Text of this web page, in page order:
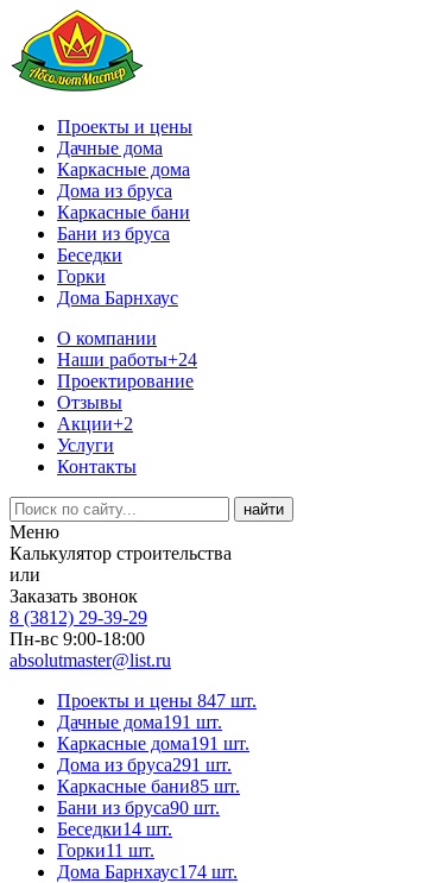
Проекты и цены
Дачные дома
Каркасные дома
Дома из бруса
Каркасные бани
Бани из бруса
Беседки
Горки
Дома Барнхаус
О компании
Наши работы+24
Проектирование
Отзывы
Акции+2
Услуги
Контакты
Меню
Калькулятор строительства
или
Заказать звонок
8 (3812) 29-39-29
Пн-вс 9:00-18:00
absolutmaster@list.ru
Проекты и цены 847 шт.
Дачные дома191 шт.
Каркасные дома191 шт.
Дома из бруса291 шт.
Каркасные бани85 шт.
Бани из бруса90 шт.
Беседки14 шт.
Горки11 шт.
Дома Барнхаус174 шт.